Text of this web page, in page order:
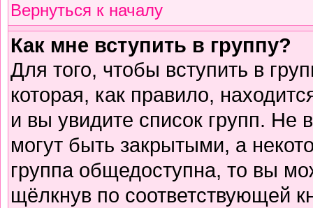
Вернуться к началу
Как мне вступить в группу?
Для того, чтобы вступить в
которая, как правило,
и вы увидите список групп. Не
могут быть закрытыми, а
группа общедоступна, то вы
щёлкнув по соответствующей